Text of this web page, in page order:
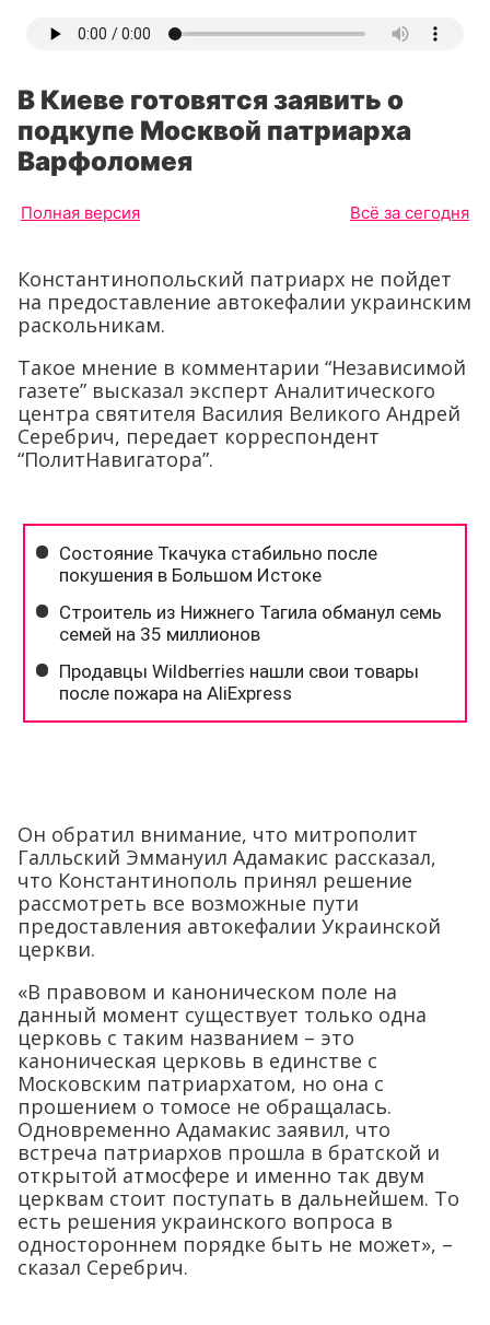
В Киеве готовятся заявить о
подкупе Москвой патриарха
Варфоломея
Полная версия Всё за сегодня
Константинопольский патриарх не пойдет
на предоставление автокефалии украинским
раскольникам.
Такое мнение в комментарии “Независимой
газете” высказал эксперт Аналитического
центра святителя Василия Великого Андрей
Серебрич, передает корреспондент
“ПолитНавигатора”.
Он обратил внимание, что митрополит
Галльский Эммануил Адамакис рассказал,
что Константинополь принял решение
рассмотреть все возможные пути
предоставления автокефалии Украинской
церкви.
«В правовом и каноническом поле на
данный момент существует только одна
церковь с таким названием – это
каноническая церковь в единстве с
Московским патриархатом, но она с
прошением о томосе не обращалась.
Одновременно Адамакис заявил, что
встреча патриархов прошла в братской и
открытой атмосфере и именно так двум
церквам стоит поступать в дальнейшем. То
есть решения украинского вопроса в
одностороннем порядке быть не может», –
сказал Серебрич.